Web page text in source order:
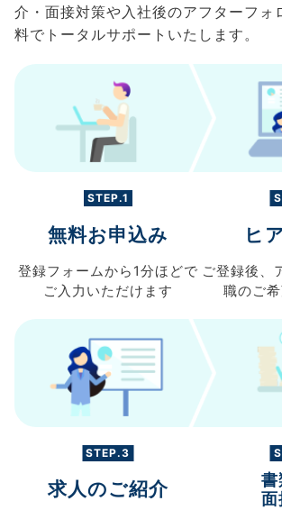
介・面接対策や入社後のアフターフォ
料でトータルサポートいたします。
STEP.1
無料お申込み
登録フォームから 1分ほどで
ご入力 いただけます
ヒ
ご登録後、
職のご
STEP.3
求人のご紹介
書
面